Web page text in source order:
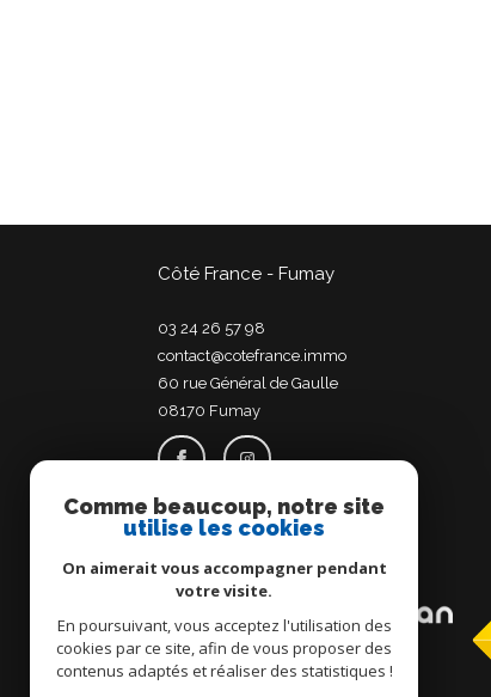
Côté France - Fumay
03 24 26 57 98
contact@cotefrance.immo
60 rue Général de Gaulle
08170
fumay
Adhérents
Comme beaucoup, notre site
utilise les cookies
On aimerait vous accompagner pendant
votre visite.
En poursuivant, vous acceptez l'utilisation des
cookies par ce site, afin de vous proposer des
contenus adaptés et réaliser des statistiques !